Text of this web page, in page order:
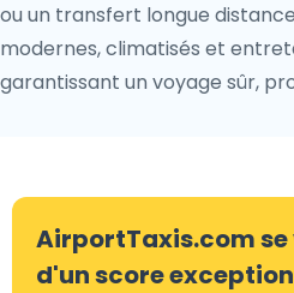
ou un transfert longue
modernes, climatisés et
garantissant un voyage sûr,
AirportTaxis.com
d'un score